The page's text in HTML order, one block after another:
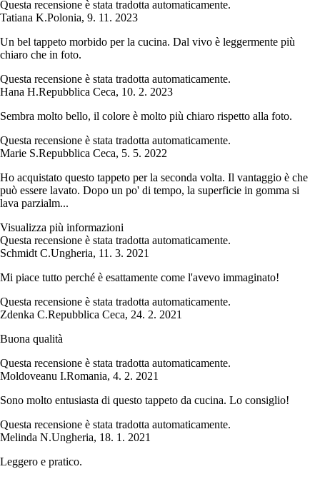
Questa recensione è stata tradotta automaticamente.
Tatiana K.Polonia, 9. 11. 2023
Un bel tappeto morbido per la cucina. Dal vivo è leggermente più
chiaro che in foto.
Questa recensione è stata tradotta automaticamente.
Hana H.Repubblica Ceca, 10. 2. 2023
Sembra molto bello, il colore è molto più chiaro rispetto alla foto.
Questa recensione è stata tradotta automaticamente.
Marie S.Repubblica Ceca, 5. 5. 2022
Ho acquistato questo tappeto per la seconda volta. Il vantaggio è che
può essere lavato. Dopo un po' di tempo, la superficie in gomma si
lava parzialm...
Visualizza più informazioni
Questa recensione è stata tradotta automaticamente.
Schmidt C.Ungheria, 11. 3. 2021
Mi piace tutto perché è esattamente come l'avevo immaginato!
Questa recensione è stata tradotta automaticamente.
Zdenka C.Repubblica Ceca, 24. 2. 2021
Buona qualità
Questa recensione è stata tradotta automaticamente.
Moldoveanu I.Romania, 4. 2. 2021
Sono molto entusiasta di questo tappeto da cucina. Lo consiglio!
Questa recensione è stata tradotta automaticamente.
Melinda N.Ungheria, 18. 1. 2021
Leggero e pratico.